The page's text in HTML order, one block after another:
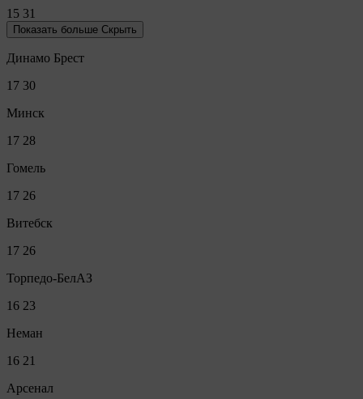
15 31
Показать больше Скрыть
Динамо Брест
17 30
Минск
17 28
Гомель
17 26
Витебск
17 26
Торпедо-БелАЗ
16 23
Неман
16 21
Арсенал